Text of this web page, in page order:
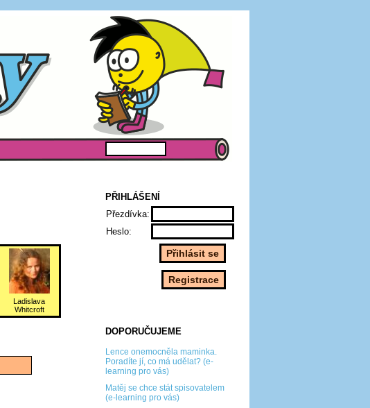
PŘIHLÁŠENÍ
Přezdívka:
Heslo:
DOPORUČUJEME
Lence onemocněla maminka.
Poradíte jí, co má udělat? (e-
learning pro vás)
Matěj se chce stát spisovatelem
(e-learning pro vás)
Ladislava
Whitcroft